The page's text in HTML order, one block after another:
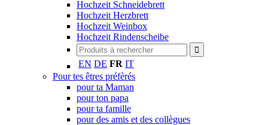
Hochzeit Schneidebrett
Hochzeit Herzbrett
Hochzeit Weinbox
Hochzeit Rindenscheibe
EN DE FR IT
Pour tes êtres préfèrés
pour ta Maman
pour ton papa
pour ta famille
pour des amis et des collègues